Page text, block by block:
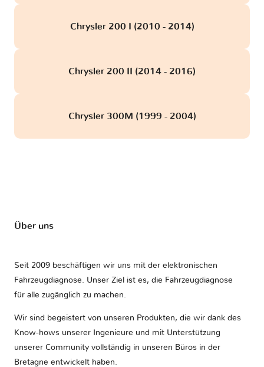
Chrysler 200 I (2010 - 2014)
Chrysler 200 II (2014 - 2016)
Chrysler 300M (1999 - 2004)
Über uns
Seit 2009 beschäftigen wir uns mit der elektronischen
Fahrzeugdiagnose. Unser Ziel ist es, die Fahrzeugdiagnose
für alle zugänglich zu machen.
Wir sind begeistert von unseren Produkten, die wir dank des
Know-hows unserer Ingenieure und mit Unterstützung
unserer Community vollständig in unseren Büros in der
Bretagne entwickelt haben.